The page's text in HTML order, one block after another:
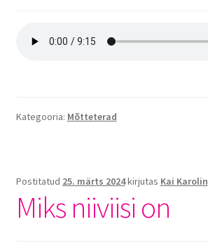
Test leht
Kategooria: Mõtteterad
Postitatud 25. märts 2024kirjutas Kai Karolin
Miks niiviisi on